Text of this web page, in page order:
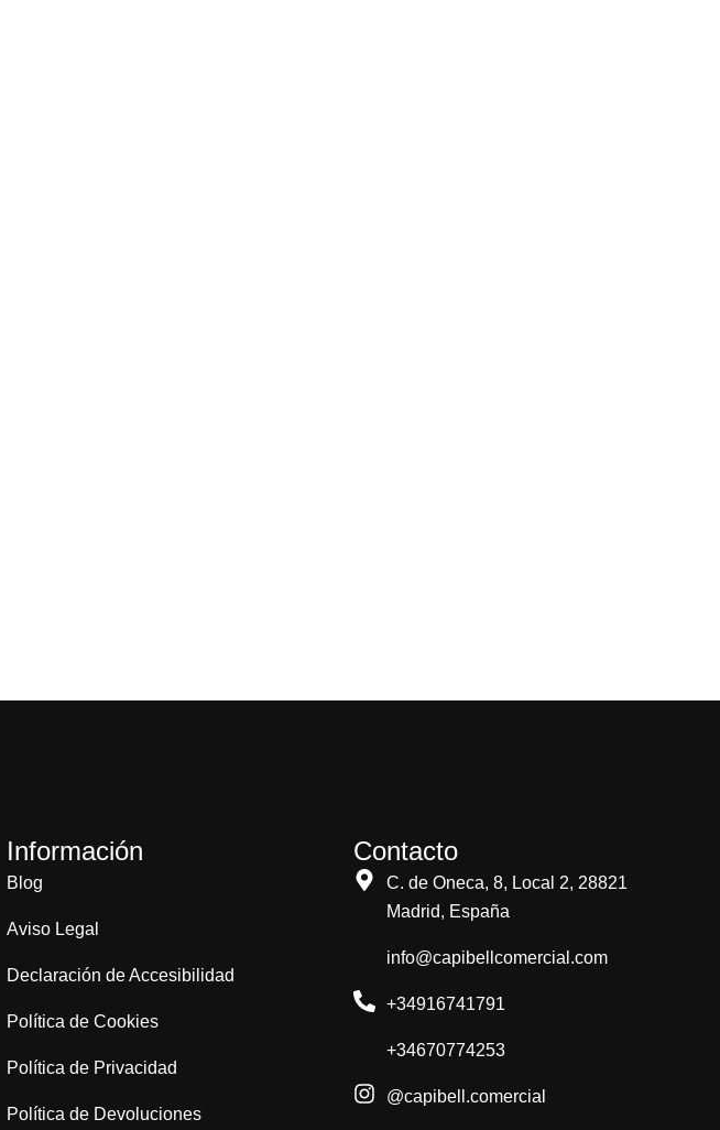
Información
Blog
Aviso Legal
Declaración de Accesibilidad
Política de Cookies
Política de Privacidad
Política de Devoluciones
Contacto
C. de Oneca, 8, Local 2, 28821
Madrid, España
info@capibellcomercial.com
+34916741791
+34670774253
@capibell.comercial